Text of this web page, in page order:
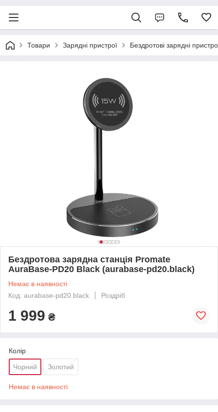
Товари Зарядні пристрої Бездротові зарядні
Бездротова зарядна станція Promate
AuraBase-PD20 Black (aurabase-pd20.black)
Немає в наявності
Код: aurabase-pd20.black
Роздріб
1 999 ₴
Колір
Чорний Золотий
Немає в наявності